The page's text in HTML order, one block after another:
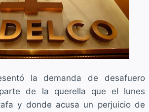
la demanda de desafuero
de la querella que el lunes
y donde acusa un perjuicio de